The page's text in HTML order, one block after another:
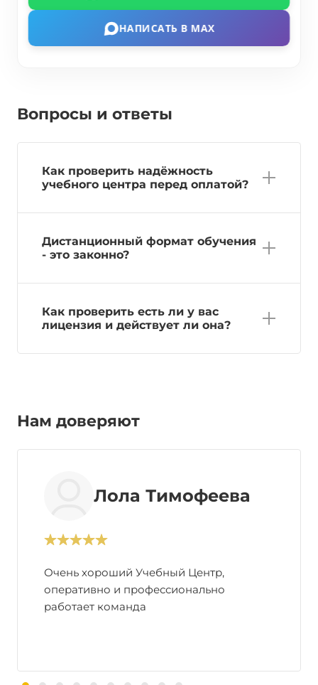
НАПИСАТЬ В MAX
Вопросы и ответы
Как проверить надёжность
учебного центра перед оплатой?
Дистанционный формат обучения
- это законно?
Как проверить есть ли у вас
лицензия и действует ли она?
Нам доверяют
Лола Тимофеева
Очень хороший Учебный Центр,
оперативно и профессионально
работает команда